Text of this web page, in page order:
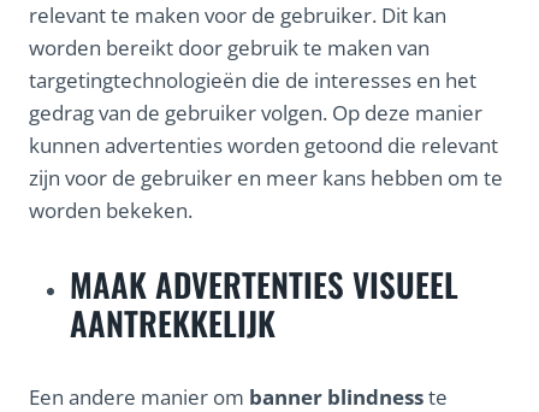
relevant te maken voor de gebruiker. Dit kan
worden bereikt door gebruik te maken van
targetingtechnologieën die de interesses en het
gedrag van de gebruiker volgen. Op deze manier
kunnen advertenties worden getoond die relevant
zijn voor de gebruiker en meer kans hebben om te
worden bekeken.
MAAK ADVERTENTIES VISUEEL
AANTREKKELIJK
Een andere manier om banner blindnesste